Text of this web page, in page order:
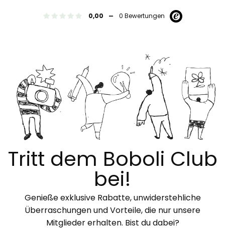
0,00 - 0 Bewertungen
Tritt dem Boboli Club
bei!
Genieße exklusive Rabatte, unwiderstehliche
Überraschungen und Vorteile, die nur unsere
Mitglieder erhalten. Bist du dabei?